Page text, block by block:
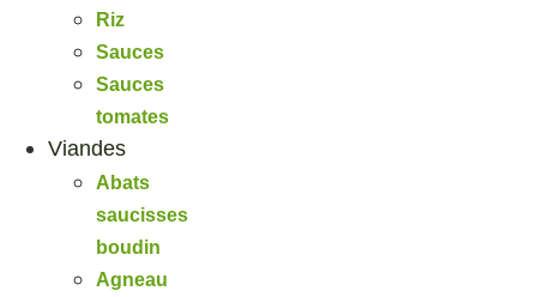
Riz
Sauces
Sauces
tomates
Viandes
Abats
saucisses
boudin
Agneau